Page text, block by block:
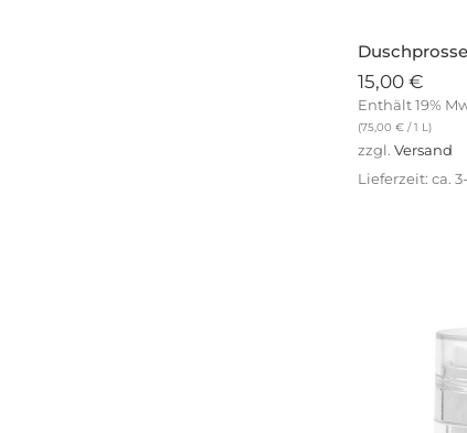
15,00 €
Enthält 19%
(75,00 € / 1 L)
zzgl. Versand
Lieferzeit: ca.